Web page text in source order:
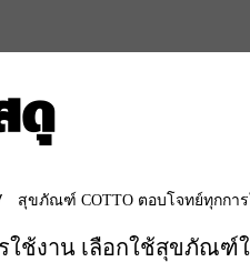
สุขภัณฑ์ COTTO ตอบโจทย์ทุกก
ใช้งาน เลือกใช้สุขภัณ